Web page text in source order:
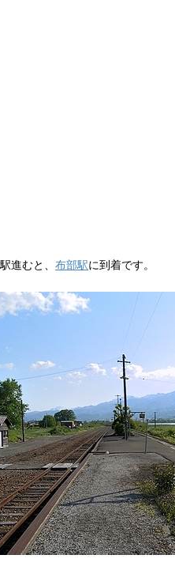
進むと、 布部駅に到着です。